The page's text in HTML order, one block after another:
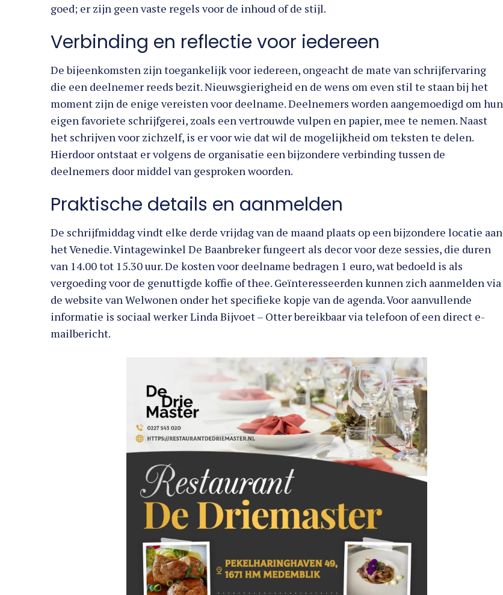
goed; er zijn geen vaste regels voor de inhoud of de stijl.
Verbinding en reflectie voor iedereen
De bijeenkomsten zijn toegankelijk voor iedereen, ongeacht de mate van schrijfervaring
die een deelnemer reeds bezit. Nieuwsgierigheid en de wens om even stil te staan bij het
moment zijn de enige vereisten voor deelname. Deelnemers worden aangemoedigd om hun
eigen favoriete schrijfgerei, zoals een vertrouwde vulpen en papier, mee te nemen. Naast
het schrijven voor zichzelf, is er voor wie dat wil de mogelijkheid om teksten te delen.
Hierdoor ontstaat er volgens de organisatie een bijzondere verbinding tussen de
deelnemers door middel van gesproken woorden.
Praktische details en aanmelden
De schrijfmiddag vindt elke derde vrijdag van de maand plaats op een bijzondere locatie aan
het Venedie. Vintagewinkel De Baanbreker fungeert als decor voor deze sessies, die duren
van 14.00 tot 15.30 uur. De kosten voor deelname bedragen 1 euro, wat bedoeld is als
vergoeding voor de genuttigde koffie of thee. Geïnteresseerden kunnen zich aanmelden via
de website van Welwonen onder het specifieke kopje van de agenda. Voor aanvullende
informatie is sociaal werker Linda Bijvoet – Otter bereikbaar via telefoon of een direct e-
mailbericht.